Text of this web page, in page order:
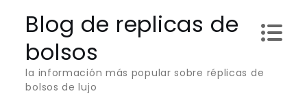
content
Blog de replicas de
bolsos
la información más popular sobre réplicas de
bolsos de lujo